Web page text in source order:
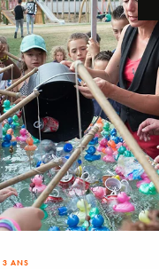
3 ANS